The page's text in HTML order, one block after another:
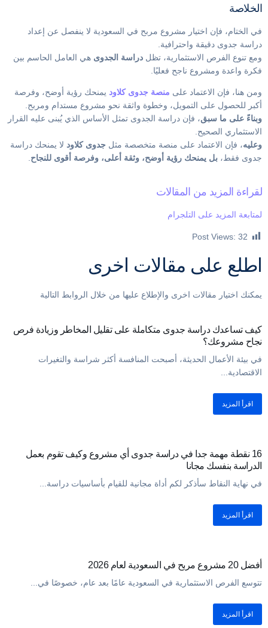
الخلاصة
في الختام، فإن اختيار مشروع مربح في السعودية لا ينفصل عن إعداد
دراسة جدوى دقيقة واحترافية.
ومع تنوع الفرص الاستثمارية، تظل دراسة الجدوى هي العامل الحاسم بين
فكرة واعدة ومشروع ناجح فعليًا.
ومن هنا، فإن الاعتماد على منصة جدوى كلاود يمنحك رؤية أوضح، وفرصة
أكبر للحصول على التمويل، وخطوة واثقة نحو مشروع مستدام ومربح.
وبناءً على ما سبق، فإن دراسة الجدوى تمثل الأساس الذي يُبنى عليه القرار
الاستثماري الصحيح.
وعليه، فإن الاعتماد على منصة متخصصة مثل جدوى كلاود لا يمنحك دراسة
جدوى فقط، بل يمنحك رؤية أوضح، وثقة أعلى، وفرصة أقوى للنجاح
لقراءة المزيد من المقالات
لمتابعة المزيد على التلجرام
Post Views: 32
اطلع على مقالات اخرى
يمكنك اختيار مقالات اخرى والإطلاع عليها من خلال الروابط التالية
كيف تساعدك دراسة جدوى متكاملة على تقليل المخاطر وزيادة فرص
نجاح مشروعك؟
في بيئة الأعمال الحديثة، أصبحت المنافسة أكثر شراسة والتغيرات
الاقتصادية...
اقرأ المزيد
16 نقطة مهمة جدا في دراسة جدوى أي مشروع وكيف تقوم بعمل
الدراسة بنفسك مجانا
في نهاية النقاط سأذكر لكم أداة مجانية للقيام بأساسيات دراسة...
اقرأ المزيد
أفضل 20 مشروع مربح في السعودية لعام 2026
تتوسع الفرص الاستثمارية في السعودية عامًا بعد عام، خصوصًا في...
اقرأ المزيد